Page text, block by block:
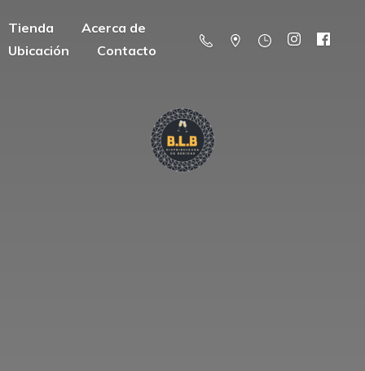
Tienda
Acerca de
Ubicación
Contacto